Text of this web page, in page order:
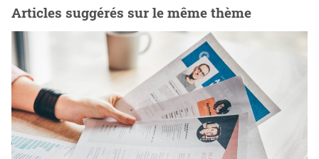
Articles suggérés sur le même thème